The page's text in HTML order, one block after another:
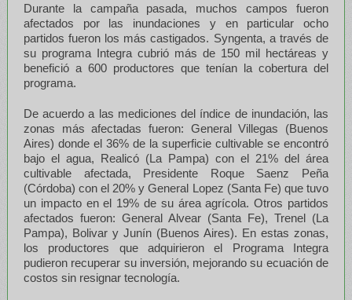
Durante la campaña pasada, muchos campos fueron
afectados por las inundaciones y en particular ocho
partidos fueron los más castigados. Syngenta, a través de
su programa Integra cubrió más de 150 mil hectáreas y
benefició a 600 productores que tenían la cobertura del
programa.
De acuerdo a las mediciones del índice de inundación, las
zonas más afectadas fueron: General Villegas (Buenos
Aires) donde el 36% de la superficie cultivable se encontró
bajo el agua, Realicó (La Pampa) con el 21% del área
cultivable afectada, Presidente Roque Saenz Peña
(Córdoba) con el 20% y General Lopez (Santa Fe) que tuvo
un impacto en el 19% de su área agrícola. Otros partidos
afectados fueron: General Alvear (Santa Fe), Trenel (La
Pampa), Bolivar y Junín (Buenos Aires). En estas zonas,
los productores que adquirieron el Programa Integra
pudieron recuperar su inversión, mejorando su ecuación de
costos sin resignar tecnología.